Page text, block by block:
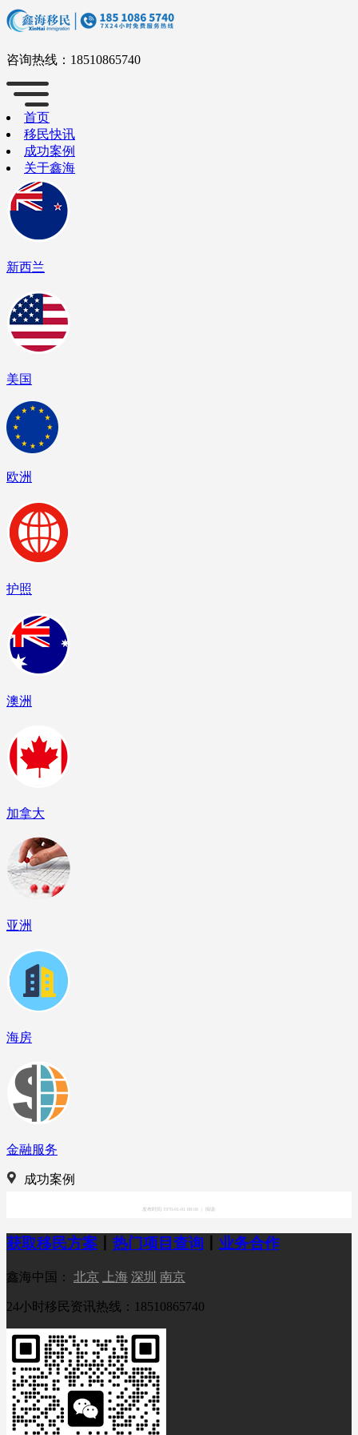
咨询热线： 18510865740
首页
移民快讯
成功案例
关于鑫海
新西兰
美国
欧洲
护照
澳洲
加拿大
亚洲
海房
金融服务
成功案例
发布时间:1970-01-01 08:00 阅读:
获取移民方案 热门项目查询 业务合作
鑫海中国： 北京 上海 深圳 南京
24小时移民资讯热线：18510865740